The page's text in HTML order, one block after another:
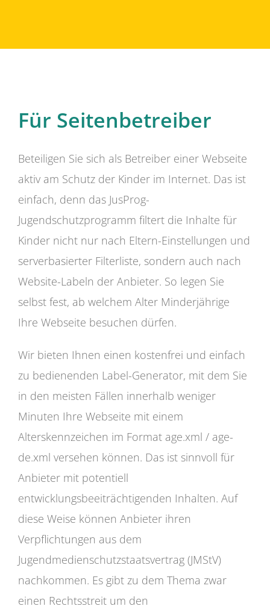
Für Seitenbetreiber
Beteiligen Sie sich als Betreiber einer Webseite
aktiv am Schutz der Kinder im Internet. Das ist
einfach, denn das JusProg-
Jugendschutzprogramm filtert die Inhalte für
Kinder nicht nur nach Eltern-Einstellungen und
serverbasierter Filterliste, sondern auch nach
Website-Labeln der Anbieter. So legen Sie
selbst fest, ab welchem Alter Minderjährige
Ihre Webseite besuchen dürfen.
Wir bieten Ihnen einen kostenfrei und einfach
zu bedienenden Label-Generator, mit dem Sie
in den meisten Fällen innerhalb weniger
Minuten Ihre Webseite mit einem
Alterskennzeichen im Format age.xml / age-
de.xml versehen können. Das ist sinnvoll für
Anbieter mit potentiell
entwicklungsbeeiträchtigenden Inhalten. Auf
diese Weise können Anbieter ihren
Verpflichtungen aus dem
Jugendmedienschutzstaatsvertrag (JMStV)
nachkommen. Es gibt zu dem Thema zwar
einen Rechtsstreit um den